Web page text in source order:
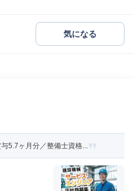
気になる
5.7ヶ月分／整備士資格...